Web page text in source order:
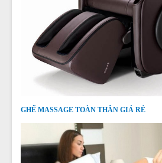
GHẾ MASSAGE TOÀN THÂN GIÁ RẺ